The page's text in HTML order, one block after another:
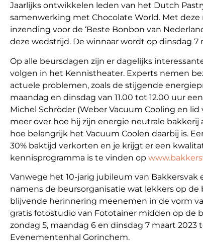
Jaarlijks ontwikkelen leden van het Dutch
samenwerking met Chocolate World. Met
inzending voor de ‘Beste Bonbon van
deze wedstrijd. De winnaar wordt op dinsdag 7
Op alle beursdagen zijn er dagelijks
volgen in het Kennistheater. Experts nemen
actuele problemen, zoals de stijgende
maandag en dinsdag van 11.00 tot 12.00 uur
Michel Schröder (Weber Vacuum Cooling en
meer over hoe hij zijn energie neutrale
hoe belangrijk het Vacuum Coolen daarbij is.
30% baktijd verkorten en je krijgt er een
kennisprogramma is te vinden op
Vanwege het 10-jarig jubileum van Bakkersvak
namens de beursorganisatie wat lekkers op de
blijvende herinnering meenemen in de vorm
gratis fotostudio van Fototainer midden op de
zondag 5, maandag 6 en dinsdag 7 maart 2023
Evenementenhal Gorinchem.